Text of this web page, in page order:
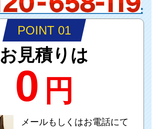
POINT 01
お見積りは
0 円
メールもしくはお電話にて